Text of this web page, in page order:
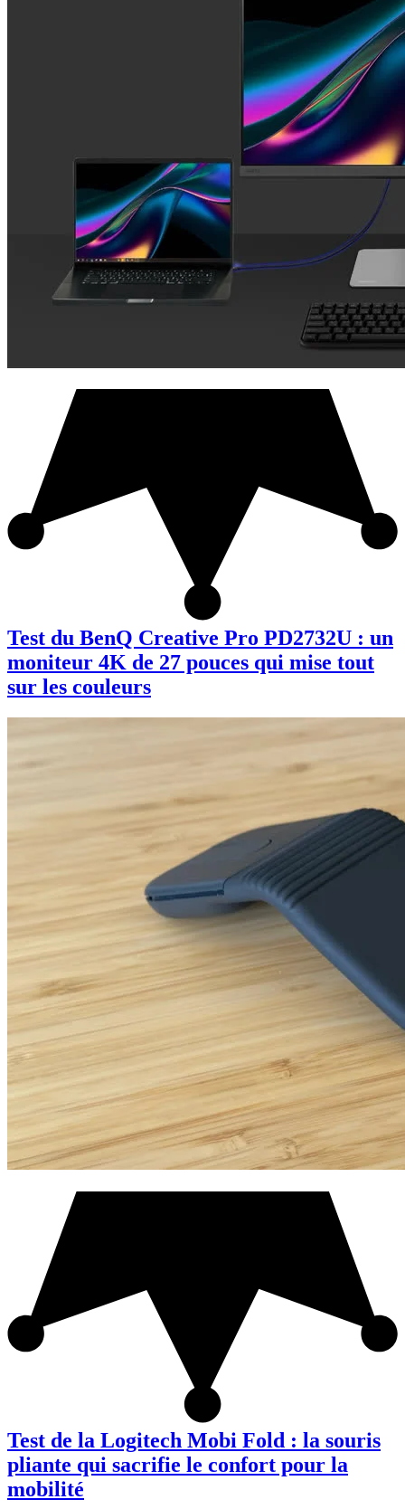
Test du BenQ Creative Pro PD2732U : un
moniteur 4K de 27 pouces qui mise tout
sur les couleurs
Test de la Logitech Mobi Fold : la souris
pliante qui sacrifie le confort pour la
mobilité